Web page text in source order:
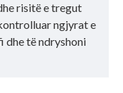
risitë e tregut
ngjyrat e
dhe të ndryshoni